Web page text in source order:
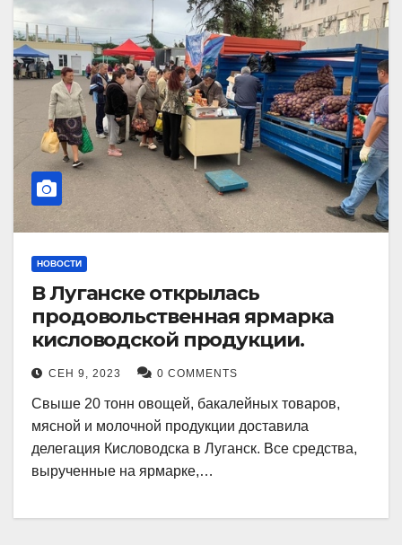
НОВОСТИ
В Луганске открылась
продовольственная ярмарка
кисловодской продукции.
СЕН 9, 2023 0 COMMENTS
Свыше 20 тонн овощей, бакалейных товаров,
мясной и молочной продукции доставила
делегация Кисловодска в Луганск. Все средства,
вырученные на ярмарке,…